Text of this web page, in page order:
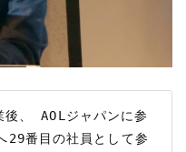
、 AOLジャパンに参
番目の社員として参